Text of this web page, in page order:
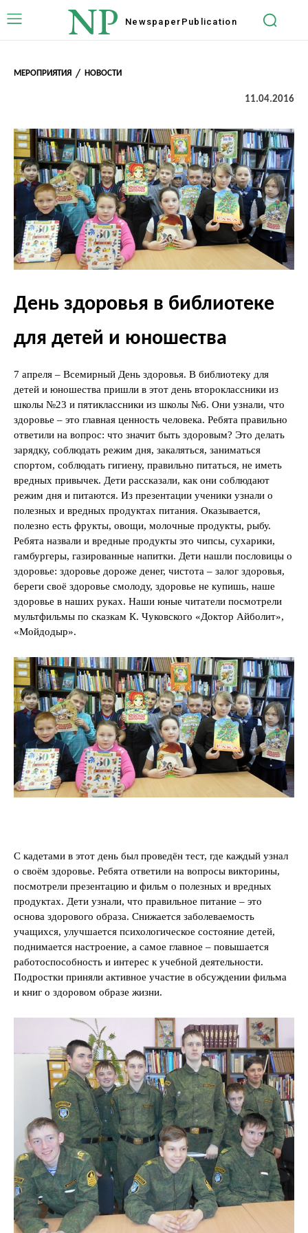
NP Newspaper Publication
МЕРОПРИЯТИЯ НОВОСТИ
11.04.2016
День здоровья в библиотеке
для детей и юношества
7 апреля – Всемирный День здоровья. В библиотеку для
детей и юношества пришли в этот день второклассники из
школы №23 и пятиклассники из школы №6. Они узнали, что
здоровье – это главная ценность человека. Ребята правильно
ответили на вопрос: что значит быть здоровым? Это делать
зарядку, соблюдать режим дня, закаляться, заниматься
спортом, соблюдать гигиену, правильно питаться, не иметь
вредных привычек. Дети рассказали, как они соблюдают
режим дня и питаются. Из презентации ученики узнали о
полезных и вредных продуктах питания. Оказывается,
полезно есть фрукты, овощи, молочные продукты, рыбу.
Ребята назвали и вредные продукты это чипсы, сухарики,
гамбургеры, газированные напитки. Дети нашли пословицы о
здоровье: здоровье дороже денег, чистота – залог здоровья,
береги своё здоровье смолоду, здоровье не купишь, наше
здоровье в наших руках. Наши юные читатели посмотрели
мультфильмы по сказкам К. Чуковского «Доктор Айболит»,
«Мойдодыр».
С кадетами в этот день был проведён тест, где каждый узнал
о своём здоровье. Ребята ответили на вопросы викторины,
посмотрели презентацию и фильм о полезных и вредных
продуктах. Дети узнали, что правильное питание – это
основа здорового образа. Снижается заболеваемость
учащихся, улучшается психологическое состояние детей,
поднимается настроение, а самое главное – повышается
работоспособность и интерес к учебной деятельности.
Подростки приняли активное участие в обсуждении фильма
и книг о здоровом образе жизни.